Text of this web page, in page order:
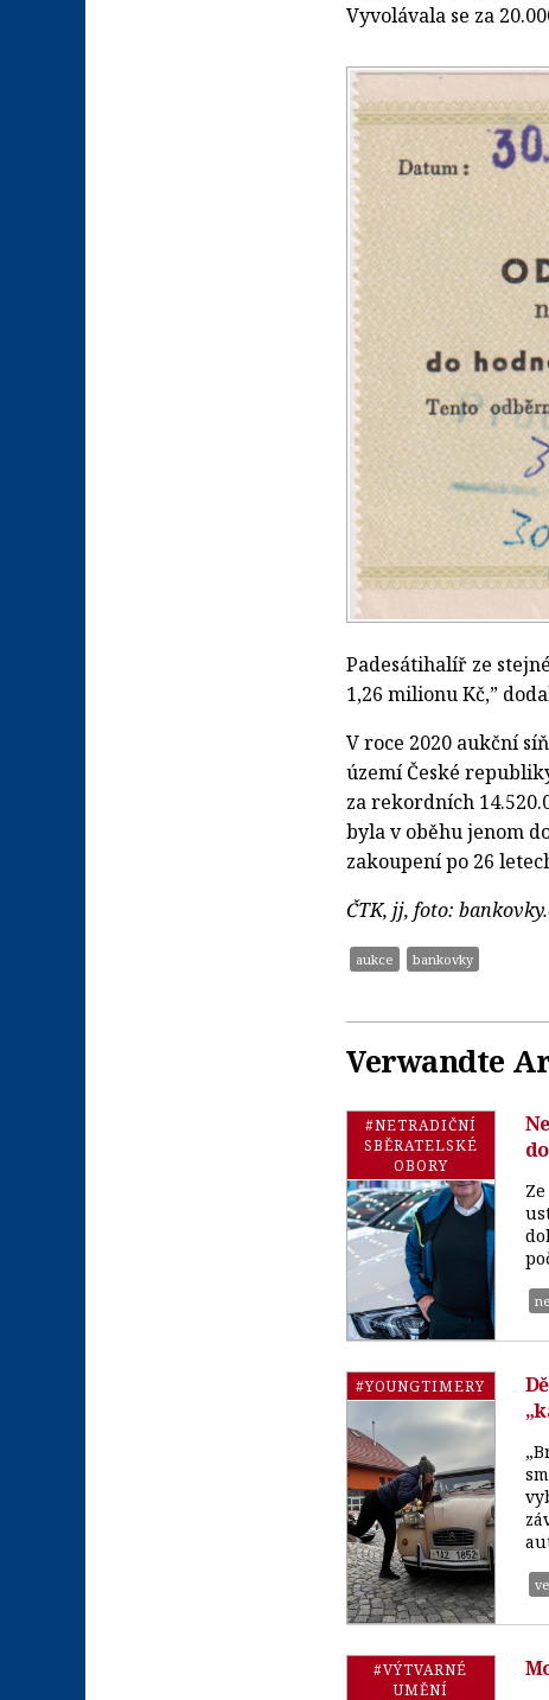
Vyvolávala se za
Padesátihalíř ze
1,26 milionu Kč,”
V roce 2020 aukční
území České
za rekordních
byla v oběhu jenom
zakoupení po 26
ČTK, jj, foto:
aukce bankovky
Verwandte
#NETRADIČNÍ
SBĚRATELSKÉ
OBORY
#YOUNGTIMERY
#VÝTVARNÉ
UMĚNÍ